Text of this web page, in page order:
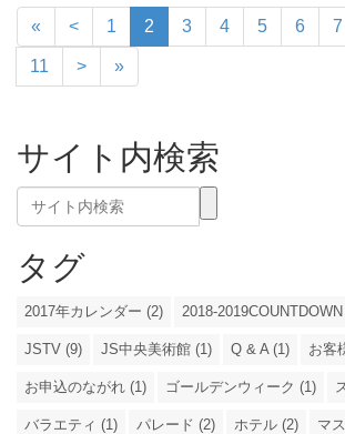
« < 1 2 3 4 5 6 7
11 > »
サイト内検索
タグ
2017年カレンダー (2) 2018-
JSTV (9) JS中央美術館 (1) Q & A (1) お客
お申込のながれ (1) ゴールデンウィーク (1)
バラエティ (1) パレード (2) ホテル (2) マ